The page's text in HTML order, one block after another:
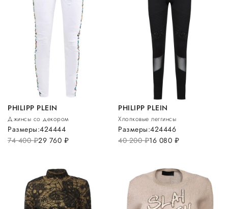
PHILIPP PLEIN
Джинсы со декором
74 400руб.29 760 руб.
Размеры:424444
PHILIPP PLEIN
Хлопковые леггинсы
40 200руб.16 080 руб.
Размеры:424446